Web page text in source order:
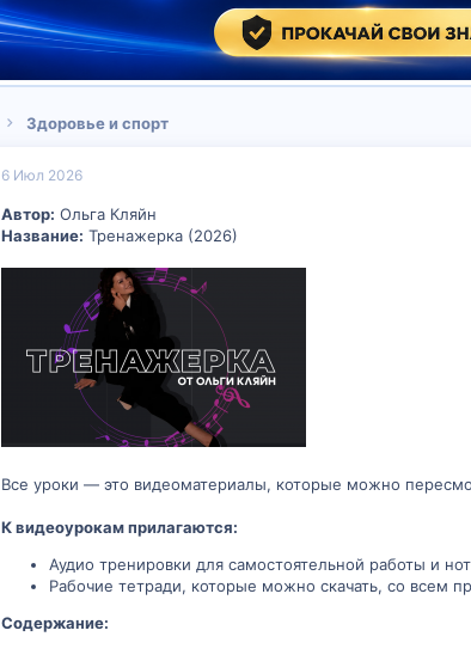
Здоровье и спорт
6 Июл 2026
Автор: Ольга Кляйн
Название: Тренажерка (2026)
Все уроки — это видеоматериалы, которые можно
К видеоурокам прилагаются:
Аудио тренировки для самостоятельной работы и
Рабочие тетради, которые можно скачать, со всем
Содержание: